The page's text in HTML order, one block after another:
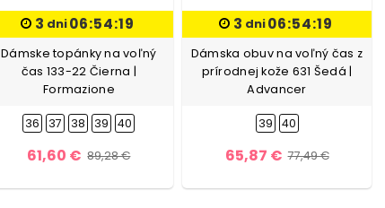
3 dni06:54:18
Dámske topánky na voľný
čas 133-22 Čierna |
Formazione
36 37 38 39 40
61,60 € 89,28 €
3 dni06:54:18
Dámska obuv na voľný čas z
prírodnej kože 631 Šedá |
Advancer
39 40
65,87 € 77,49 €